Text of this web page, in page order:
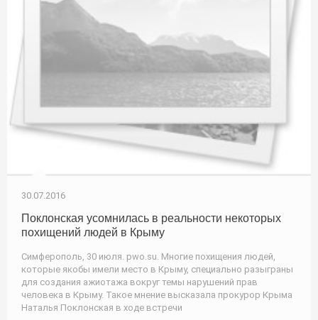
30.07.2016
Поклонская усомнилась в реальности некоторых
похищений людей в Крыму
Симферополь, 30 июля. pwo.su. Многие похищения людей,
которые якобы имели место в Крыму, специально разыграны
для создания ажиотажа вокруг темы нарушений прав
человека в Крыму. Такое мнение высказала прокурор Крыма
Наталья Поклонская в ходе встречи